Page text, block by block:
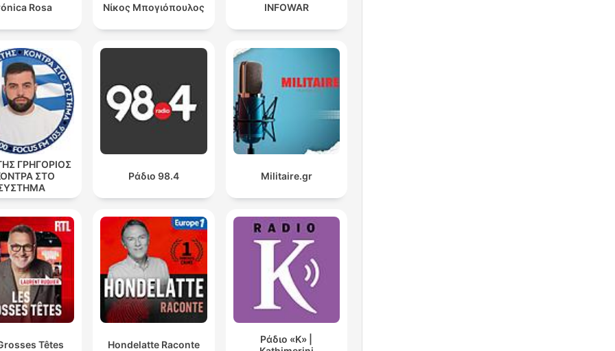
c'è una grandissima volontà voglia anzi voglia di futuro
ma appunto Edoardo ce l'ha descritto molto bene
questo futuro sembra proprio inarrivabile e c'è questa
disillusione terribile
00:39:50 · L'intervistatore sottolinea il paradosso tra il desiderio
di futuro dei giovani e la percezione di un orizzonte reso
impossibile dalle attuali condizioni sociali.
i giovani abbiano molto bisogno di adulti che è una
cosa di cui siamo un po' dimenticati, e che nel lavoro i
00:42:39 · Francesco Seghezzi propone l'investimento
nell'apprendistato per ricreare un legame formativo tra
generazioni attraverso la figura del maestro.
Rosa Νίκος Μπογιόπουλος INFOWAR
ΓΡΗΓΟΡΙΟΣ
ΣΤΟ
Ράδιο 98.4 Militaire.gr
Têtes Hondelatte Raconte
Ράδιο «Κ» |